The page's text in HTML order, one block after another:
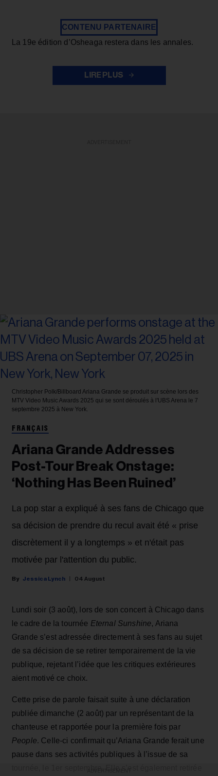
CONTENU PARTENAIRE
La 19e édition d’Osheaga restera dans les annales.
LIRE PLUS
Christopher Polk/Billboard Ariana Grande se produit sur scène lors des
MTV Video Music Awards 2025 qui se sont déroulés à l'UBS Arena le 7
septembre 2025 à New York.
FRANÇAIS
Ariana Grande Addresses
Post-Tour Break Onstage:
‘Nothing Has Been Ruined’
La pop star a expliqué à ses fans de Chicago que
sa décision de prendre du recul avait été « prise
discrètement il y a longtemps » et n'était pas
motivée par l'attention du public.
Jessica Lynch 04 August
Lundi soir (3 août), lors de son concert à Chicago dans
le cadre de la tournée Eternal Sunshine, Ariana
Grande s’est adressée directement à ses fans au sujet
de sa décision de se retirer temporairement de la vie
publique, rejetant l’idée que les critiques extérieures
aient motivé ce choix.
Cette prise de parole faisait suite à une déclaration
publiée dimanche (2 août) par un représentant de la
chanteuse et rapportée pour la première fois par
People. Celle-ci confirmait qu’Ariana Grande ferait une
pause dans ses activités publiques à l’issue de sa